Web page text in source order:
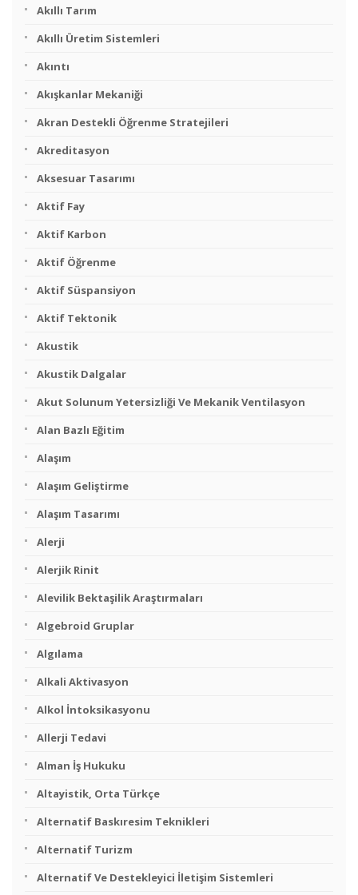
Akıllı Tarım
Akıllı Üretim Sistemleri
Akıntı
Akışkanlar Mekaniği
Akran Destekli Öğrenme Stratejileri
Akreditasyon
Aksesuar Tasarımı
Aktif Fay
Aktif Karbon
Aktif Öğrenme
Aktif Süspansiyon
Aktif Tektonik
Akustik
Akustik Dalgalar
Akut Solunum Yetersizliği Ve Mekanik Ventilasyon
Alan Bazlı Eğitim
Alaşım
Alaşım Geliştirme
Alaşım Tasarımı
Alerji
Alerjik Rinit
Alevilik Bektaşilik Araştırmaları
Algebroid Gruplar
Algılama
Alkali Aktivasyon
Alkol İntoksikasyonu
Allerji Tedavi
Alman İş Hukuku
Altayistik, Orta Türkçe
Alternatif Baskıresim Teknikleri
Alternatif Turizm
Alternatif Ve Destekleyici İletişim Sistemleri